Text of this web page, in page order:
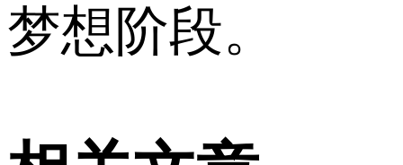
梦想阶段。